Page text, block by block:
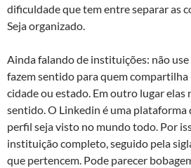
dificuldade que tem entre separar as
Seja organizado.
Ainda falando de instituições: não use
fazem sentido para quem
cidade ou estado. Em outro lugar elas
sentido. O Linkedin é uma plataforma
perfil seja visto no mundo todo. Por
instituição completo, seguido pela
que pertencem. Pode parecer